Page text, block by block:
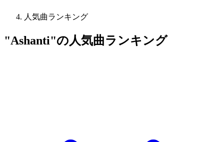
人気曲ランキング
"Ashanti"の人気曲ランキング